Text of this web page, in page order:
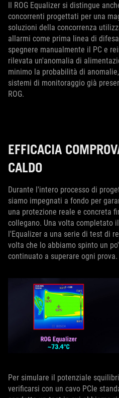
Il ROG Equalizer si distingue
concorrenti progettati per una
soluzioni della concorrenza
allarmi come prima linea di
spegnere manualmente il PC e
rilevata un'anomalia di
minimo la probabilità di
sistemi di monitoraggio già
ROG.
EFFICACIA
CALDO
Durante l'intero processo di
siamo impegnati a fondo per
una protezione reale e concreta
collegano. Una volta completato
l'Equalizer a una serie di test di
volta che lo abbiamo spinto un
continuato a superare ogni prova.
Per simulare il potenziale
verificarsi con un cavo PCIe